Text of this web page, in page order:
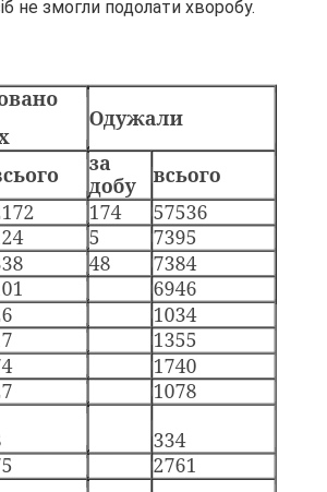
не змогли подолати хворобу.